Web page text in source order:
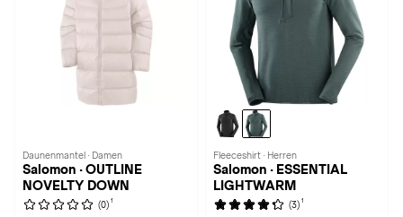
Daunenmantel · Damen
Salomon · OUTLINE
NOVELTY DOWN
(0) 1
Fleeceshirt · Herren
Salomon · ESSENTIAL
LIGHTWARM
(3) 1